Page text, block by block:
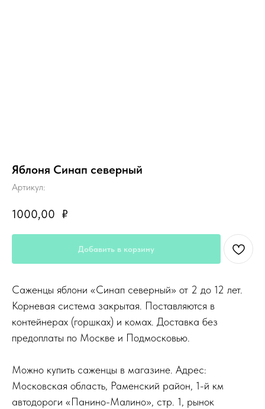
Яблоня Синап северный
Артикул:
1000,00 ₽
Добавить в корзину
Саженцы яблони «Синап северный» от 2 до 12 лет.
Корневая система закрытая. Поставляются в
контейнерах (горшках) и комах. Доставка без
предоплаты по Москве и Подмосковью.
Можно купить саженцы в магазине. Адрес:
Московская область, Раменский район, 1-й км
автодороги «Панино-Малино», стр. 1, рынок